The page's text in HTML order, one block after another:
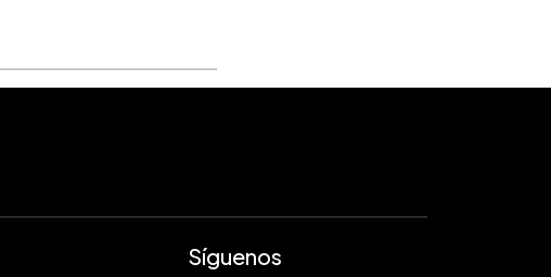
Síguenos